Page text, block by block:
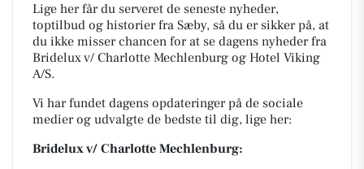
Lige her får du serveret de seneste nyheder,
toptilbud og historier fra Sæby, så du er sikker på, at
du ikke misser chancen for at se dagens nyheder fra
Bridelux v/ Charlotte Mechlenburg og Hotel Viking
A/S.
Vi har fundet dagens opdateringer på de sociale
medier og udvalgte de bedste til dig, lige her:
Bridelux v/ Charlotte Mechlenburg: